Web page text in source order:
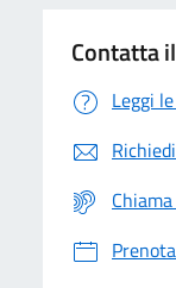
Contatta
Leggi